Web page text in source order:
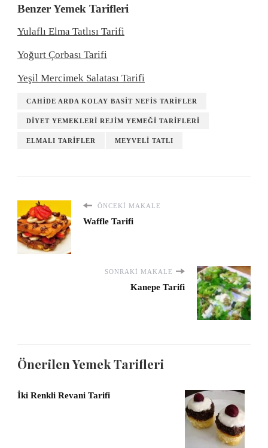
Benzer Yemek Tarifleri
Yulaflı Elma Tatlısı Tarifi
Yoğurt Çorbası Tarifi
Yeşil Mercimek Salatası Tarifi
CAHIDE ARDA KOLAY BASIT NEFIS TARIFLER
DIYET YEMEKLERI REJIM YEMEĞI TARIFLERI
ELMALI TARIFLER MEYVELI TATLI
ÖNCEKI MAKALE
Waffle Tarifi
SONRAKI MAKALE
Kanepe Tarifi
Önerilen Yemek Tarifleri
İki Renkli Revani Tarifi